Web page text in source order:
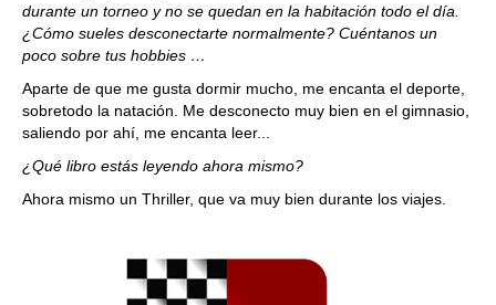
durante un torneo y no se quedan en la habitación todo el día.
¿Cómo sueles desconectarte normalmente? Cuéntanos un
poco sobre tus hobbies …
Aparte de que me gusta dormir mucho, me encanta el deporte,
sobretodo la natación. Me desconecto muy bien en el gimnasio,
saliendo por ahí, me encanta leer...
¿Qué libro estás leyendo ahora mismo?
Ahora mismo un Thriller, que va muy bien durante los viajes.